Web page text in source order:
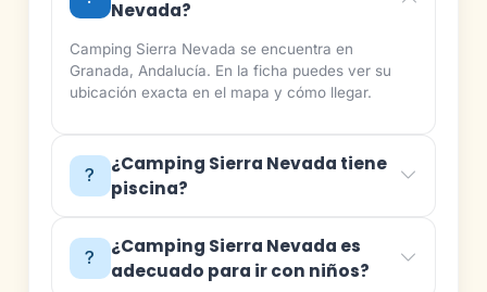
Nevada?
Camping Sierra Nevada se encuentra en
Granada, Andalucía. En la ficha puedes ver su
ubicación exacta en el mapa y cómo llegar.
¿Camping Sierra Nevada tiene
piscina?
¿Camping Sierra Nevada es
adecuado para ir con niños?